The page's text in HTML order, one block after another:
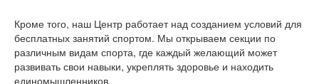
Кроме того, наш Центр работает над созданием условий для
бесплатных занятий спортом. Мы открываем секции по
различным видам спорта, где каждый желающий может
развивать свои навыки, укреплять здоровье и находить
единомышленников.